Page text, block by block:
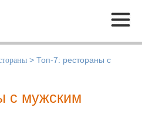
Меню
> Топ-7: рестораны с
с мужским